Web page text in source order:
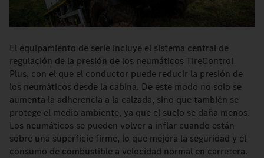
El equipamiento de serie incluye el sistema central de
regulación de la presión de los neumáticos TireControl
Plus, con el que el conductor puede reducir la presión de
los neumáticos desde la cabina. De este modo no solo se
aumenta la adherencia a la calzada, sino que también se
protege el medio ambiente, ya que el suelo se daña menos.
Los neumáticos se pueden volver a inflar cuando están
sobre una superficie firme, lo que mejora la seguridad y el
consumo de combustible a velocidad normal en carretera.